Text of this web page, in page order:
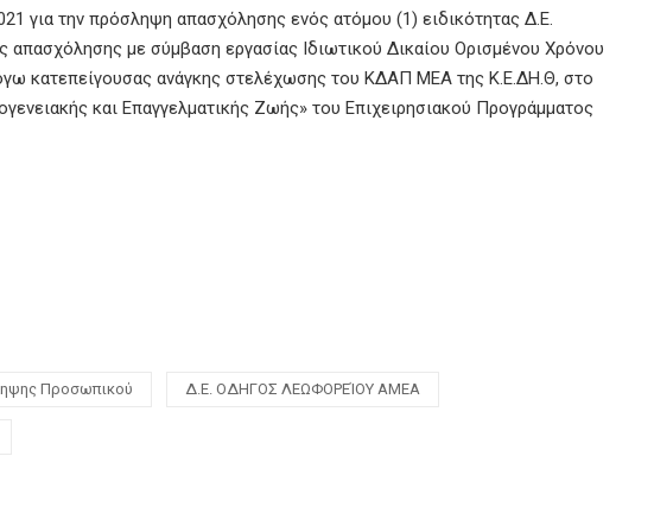
για την πρόσληψη απασχόλησης ενός ατόμου (1) ειδικότητας Δ.Ε.
με σύμβαση εργασίας Ιδιωτικού Δικαίου Ορισμένου Χρόνου
κατεπείγουσας ανάγκης στελέχωσης του ΚΔΑΠ ΜΕΑ της Κ.Ε.ΔΗ.Θ, στο
και Επαγγελματικής Ζωής» του Επιχειρησιακού Προγράμματος
Προσωπικού Δ.Ε. ΟΔΗΓΟΣ ΛΕΩΦΟΡΕΊΟΥ ΑΜΕΑ